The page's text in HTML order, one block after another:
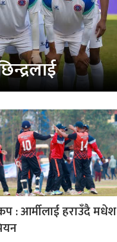
: आर्मीलाई हराउँदै मधेश